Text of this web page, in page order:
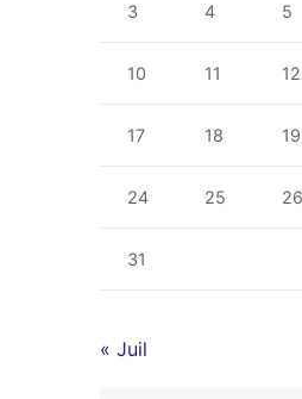
3 4 5
10 11 12
17 18 19
24 25 26
31
« Juil